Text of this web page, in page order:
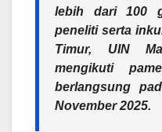
lebih dari 100
peneliti serta
Timur, UIN
mengikuti
berlangsung
November 2025.